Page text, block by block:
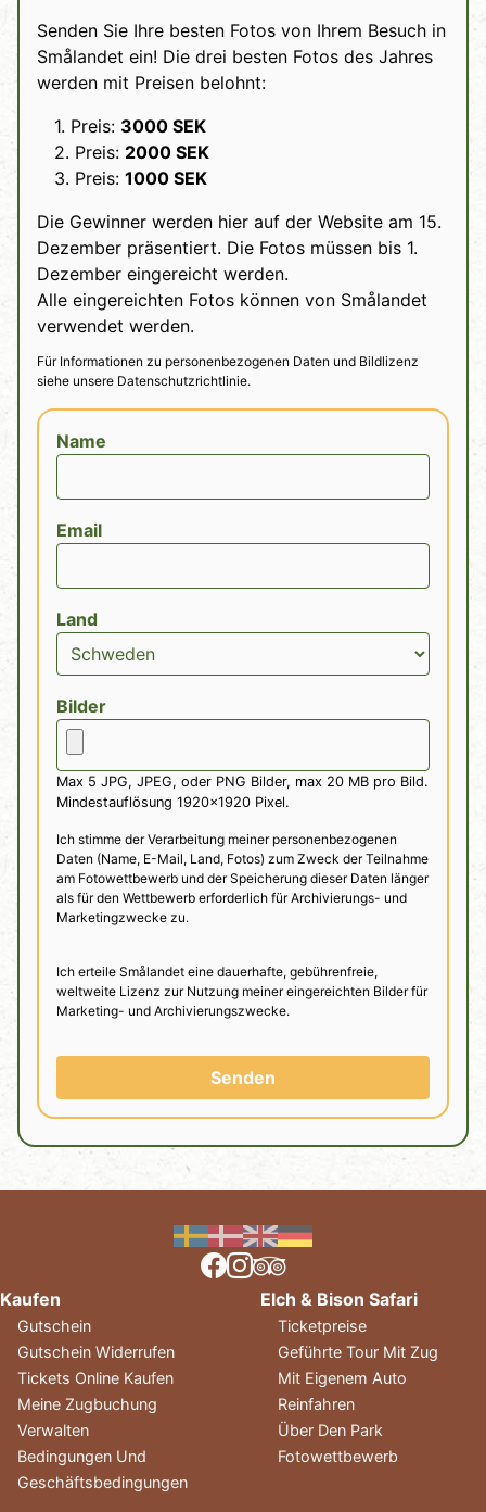
Senden Sie Ihre besten Fotos von Ihrem Besuch in
Smålandet ein! Die drei besten Fotos des Jahres
werden mit Preisen belohnt:
1. Preis: 3000 SEK
2. Preis: 2000 SEK
3. Preis: 1000 SEK
Die Gewinner werden hier auf der Website am 15.
Dezember präsentiert. Die Fotos müssen bis 1.
Dezember eingereicht werden.
Alle eingereichten Fotos können von Smålandet
verwendet werden.
Für Informationen zu personenbezogenen Daten und Bildlizenz
siehe unsere Datenschutzrichtlinie.
Name
Email
Land
Bilder
Max 5 JPG, JPEG, oder PNG Bilder, max 20 MB pro Bild.
Mindestauflösung 1920x1920 Pixel.
Ich stimme der Verarbeitung meiner personenbezogenen
Daten (Name, E-Mail, Land, Fotos) zum Zweck der Teilnahme
am Fotowettbewerb und der Speicherung dieser Daten länger
als für den Wettbewerb erforderlich für Archivierungs- und
Marketingzwecke zu.
Ich erteile Smålandet eine dauerhafte, gebührenfreie,
weltweite Lizenz zur Nutzung meiner eingereichten Bilder für
Marketing- und Archivierungszwecke.
Senden
Kaufen
Gutschein
Gutschein Widerrufen
Tickets Online Kaufen
Meine Zugbuchung
Verwalten
Bedingungen Und
Geschäftsbedingungen
Elch & Bison Safari
Ticketpreise
Geführte Tour Mit Zug
Mit Eigenem Auto
Reinfahren
Über Den Park
Fotowettbewerb